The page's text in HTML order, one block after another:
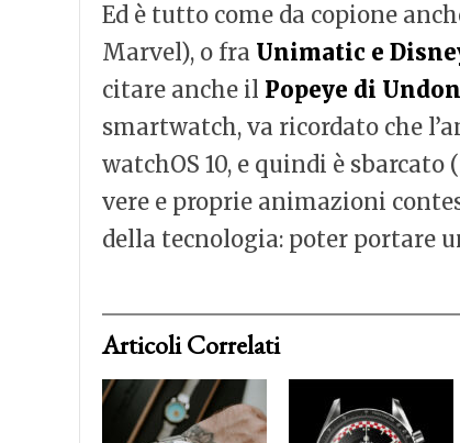
Ed è tutto come da copione
Marvel), o fra Unimatic e
citare anche il Popeye di
smartwatch, va ricordato che
watchOS 10, e quindi è
vere e proprie animazioni
della tecnologia: poter portare
Articoli Correlati